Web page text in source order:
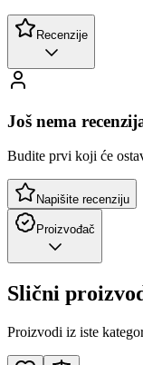
Recenzije
Još nema
Budite prvi koji će
Napišite recenziju
Proizvođač
Slični
Proizvodi iz iste